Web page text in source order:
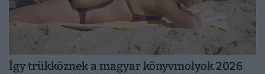
Így trükköznek a magyar könyvmolyok 2026